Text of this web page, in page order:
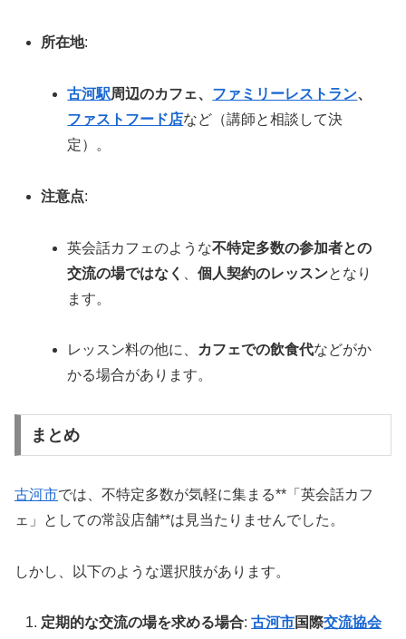
所在地:
古河駅周辺のカフェ、 ファミリーレストラン、
ファストフード店など（講師と相談して決
定）。
注意点:
英会話カフェのような不特定多数の参加者との
交流の場ではなく
、個人契約のレッスンとなり
ます。
レッスン料の他に、 カフェでの飲食代などがか
かる場合があります。
まとめ
古河市では、不特定多数が気軽に集まる**「英会話カフ
ェ」としての常設店舗**は見当たりませんでした。
しかし、以下のような選択肢があります。
定期的な交流の場を求める場合:古河市国際交流協会